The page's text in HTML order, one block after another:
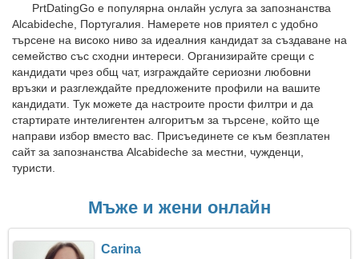
PrtDatingGo е популярна онлайн услуга за запознанства
Alcabideche, Португалия. Намерете нов приятел с удобно
търсене на високо ниво за идеалния кандидат за създаване на
семейство със сходни интереси. Организирайте срещи с
кандидати чрез общ чат, изграждайте сериозни любовни
връзки и разглеждайте предложените профили на вашите
кандидати. Тук можете да настроите прости филтри и да
стартирате интелигентен алгоритъм за търсене, който ще
направи избор вместо вас. Присъединете се към безплатен
сайт за запознанства Alcabideche за местни, чужденци,
туристи.
Мъже и жени онлайн
Carina